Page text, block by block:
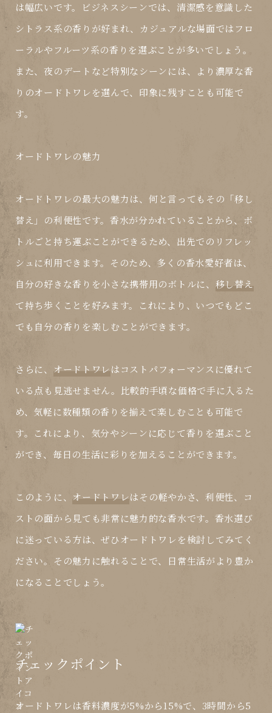
は幅広いです。ビジネスシーンでは、清潔感を意識した
シトラス系の香りが好まれ、カジュアルな場面ではフロ
ーラルやフルーツ系の香りを選ぶことが多いでしょう。
また、夜のデートなど特別なシーンには、より濃厚な香
りのオードトワレを選んで、印象に残すことも可能で
す。
オードトワレの魅力
オードトワレの最大の魅力は、何と言ってもその「移し
替え」の利便性です。香水が分かれていることから、ボ
トルごと持ち運ぶことができるため、出先でのリフレッ
シュに利用できます。そのため、多くの香水愛好者は、
自分の好きな香りを小さな携帯用のボトルに、 移し替え
て持ち歩くことを好みます。これにより、いつでもどこ
でも自分の香りを楽しむことができます。
さらに、 オードトワレはコストパフォーマンスに優れて
いる点も見逃せません。比較的手頃な価格で手に入るた
め、気軽に数種類の香りを揃えて楽しむことも可能で
す。これにより、気分やシーンに応じて香りを選ぶこと
ができ、毎日の生活に彩りを加えることができます。
このように、 オードトワレはその軽やかさ、利便性、コ
ストの面から見ても非常に魅力的な香水です。香水選び
に迷っている方は、ぜひオードトワレを検討してみてく
ださい。その魅力に触れることで、日常生活がより豊か
になることでしょう。
チェックポイント
オードトワレは香料濃度が5%から15%で、3時間から5